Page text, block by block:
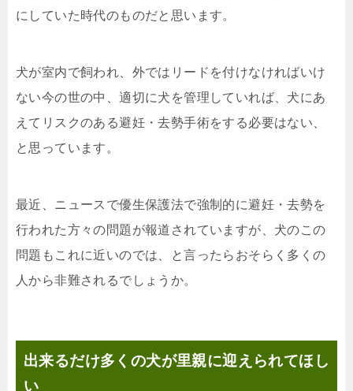
にしていた時代のものだと思います。
犬が室内で飼われ、外ではリードを付けなければいけ
ない今の世の中、適切に犬を管理していれば、犬にあ
えてリスクのある避妊・去勢手術をする必要はない、
と思っています。
最近、ニュースで優生保護法で強制的に避妊・去勢を
行われた方々の問題が報道されていますが、犬のこの
問題もこれに近いのでは、と言ったらおそらく多くの
人から非難されるでしょうか。
出来るだけ多くの犬が里親に迎えられてほし
い